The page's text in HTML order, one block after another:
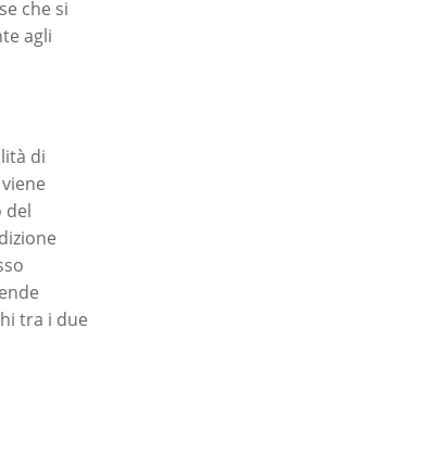
che si
agli
di
del
tra i due